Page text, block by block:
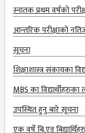
PRACTICE
TEACHING
MANAGEMENT
CELL
DEPARTMENT
ECA
DEPARTMENT
NEPALI
स्नातक प्रथम वर्षको
आन्तरिक परीक्षाको
सूचना
शिक्षाशास्त्र संकायका
MBS का
उपस्थित हुनु बारे सूचना
एक वर्षे बि.एड